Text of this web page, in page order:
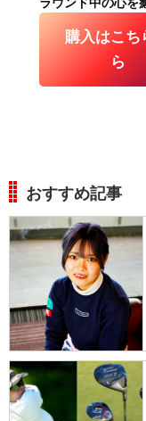
購入はこち
ら
おすすめ記事